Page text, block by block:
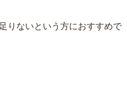
りないという方におすすめで